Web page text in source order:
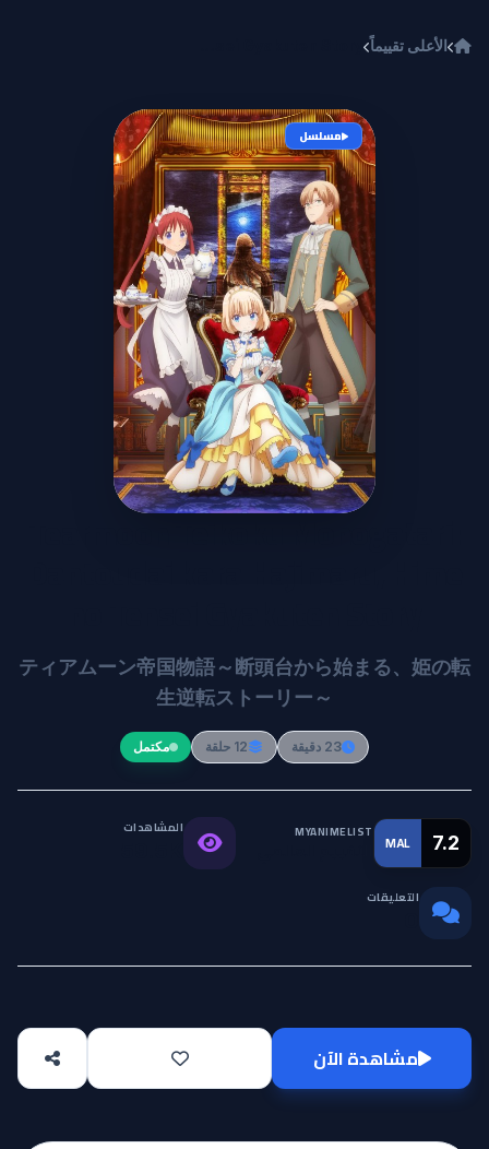
الأعلى تقييماً
مسلسل
Tearmoon Teikoku Monogatari:
ティアムーン帝国物語～断頭台から始まる、姫の転
生逆転ストーリー～
23 دقيقة 12 حلقة مكتمل
MAL 7.2
MYANIMELIST المشاهدات
التعليقات
مشاهدة الآن